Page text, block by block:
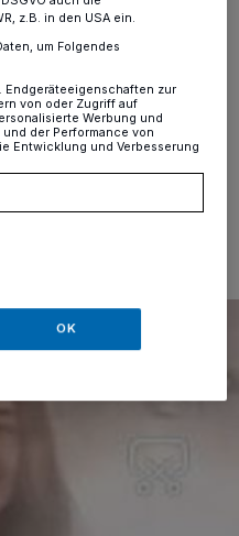
wird die 14-jährige
in Willich
wiederholten Mal die
verlassen.
Raum Duisburg auf.
z.B. in den USA ein.
um Folgendes
Endgeräteeigenschaften zur
von oder Zugriff auf
Werbung und
der Performance von
Entwicklung und Verbesserung
OK